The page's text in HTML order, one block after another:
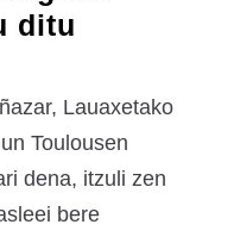
ditu
Lauaxetako
Toulousen
dena, itzuli zen
bere